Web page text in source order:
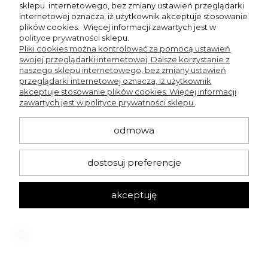
zapisz się
Chcę dostawać powiadomienia o nowościach i rabatach w sklepie Beng
Shop.
+48 660 751 536
bengshop24@gmail.com
sklepu internetowego, bez zmiany ustawień przeglądarki
internetowej oznacza, iż użytkownik akceptuje stosowanie
plików cookies. Więcej informacji zawartych jest w
polityce prywatności sklepu.
Pliki cookies można kontrolować za pomocą ustawień
swojej przeglądarki internetowej. Dalsze korzystanie z
naszego sklepu internetowego, bez zmiany ustawień
przeglądarki internetowej oznacza, iż użytkownik
akceptuje stosowanie plików cookies. Więcej informacji
zawartych jest w polityce prywatności sklepu.
odmowa
dostosuj preferencje
akceptuję